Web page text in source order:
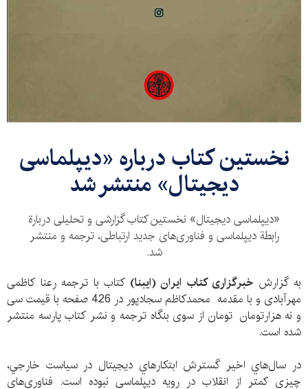
نخستین کتاب درباره «دیپلماسی
دیجیتال» منتشر شد
«دیپلماسی دیجیتال» نخستين کتاب گزارشی و تحلیلی دربارة
رابطة دیپلماسی و فناوری‌های جدید ارتباطی، ترجمه و منتشر
شد.
به گزارش خبرگزاری کتاب ایران (ایبنا)کتاب با ترجمه رعنا کاظمی
مهرآبادی و با مقدمه محمدکاظم سجادپور در 426 صفحه با قیمت سی
و نه هزارتومان تومان از سوی بنگاه ترجمه و نشر کتاب پارسه منتشر
شده است.
در سال‌هاي اخير گسترش ابتکارهاي ديجيتال در سياست خارجي،
چيزي کمتر از انقلاب در رويه ديپلماسي نبوده است. فناوری‌های